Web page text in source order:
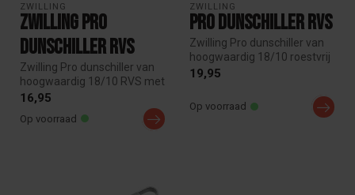
ZWILLING
Zwilling Pro
Dunschiller RVS
Zwilling Pro dunschiller van
hoogwaardig 18/10 RVS met
dubbel vlijmscherp lemmet...
16,95
Op voorraad
ZWILLING
Pro Dunschiller RVS
Zwilling Pro dunschiller van
hoogwaardig 18/10 roestvrij
staal met draaibaar dub...
19,95
Op voorraad